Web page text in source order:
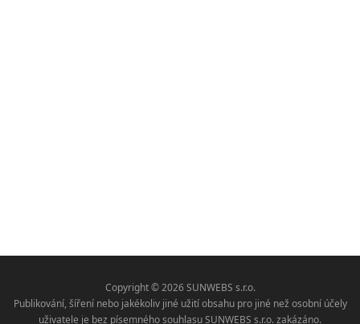
Copyright © 2026 SUNWEBS s.r.o.
Publikování, šíření nebo jakékoliv jiné užití obsahu pro jiné než osobní účely
uživatele je bez písemného souhlasu SUNWEBS s.r.o. zakázáno.